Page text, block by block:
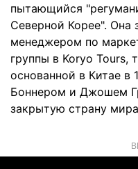
пытающийся
Северной Корее". Она
менеджером по
группы в Koryo Tours,
основанной в Китае в
Боннером и Джошем
закрытую страну